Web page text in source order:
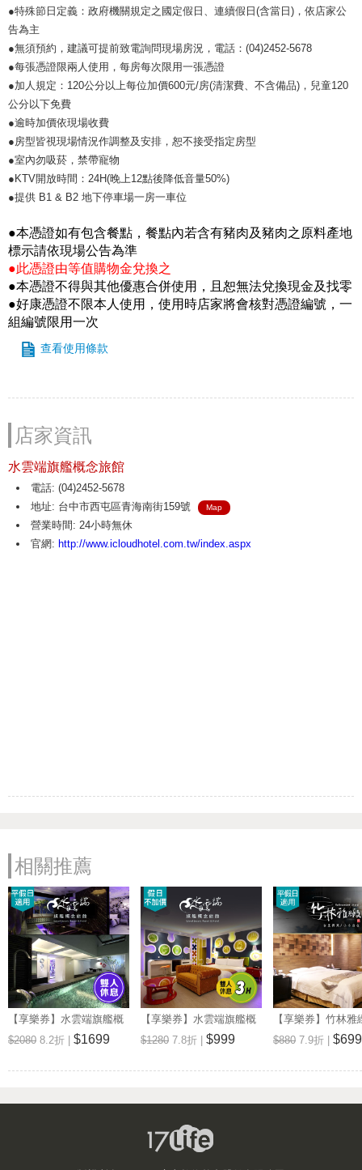
●特殊節日定義：政府機關規定之國定假日、連續假日(含當日)，依店家公
告為主
●無須預約，建議可提前致電詢問現場房況，電話：(04)2452-5678
●每張憑證限兩人使用，每房每次限用一張憑證
●加人規定：120公分以上每位加價600元/房(清潔費、不含備品)，兒童120
公分以下免費
●逾時加價依現場收費
●房型皆視現場情況作調整及安排，恕不接受指定房型
●室內勿吸菸，禁帶寵物
●KTV開放時間：24H(晚上12點後降低音量50%)
●提供 B1 & B2 地下停車場一房一車位
●本憑證如有包含餐點，餐點內若含有豬肉及豬肉之原料產地
標示請依現場公告為準
●此憑證由等值購物金兌換之
●本憑證不得與其他優惠合併使用，且恕無法兌換現金及找零
●好康憑證不限本人使用，使用時店家將會核對憑證編號，一
組編號限用一次
查看使用條款
店家資訊
水雲端旗艦概念旅館
電話: (04)2452-5678
地址: 台中市西屯區青海南街159號
Map
營業時間: 24小時無休
官網: http://www.icloudhotel.com.tw/index.aspx
相關推薦
【享樂券】水雲端旗艦概
念旅館-探索雲端平假日休
息券(車庫房型)
$2080 8.2折 | $1699
【享樂券】水雲端旗艦概
念旅館-時尚雲端，不分平
假日休息3H(車庫房型)
$1280 7.8折 | $999
【享樂券】竹林雅
汽車旅館-不分平
專案
$880 7.9折 | $699